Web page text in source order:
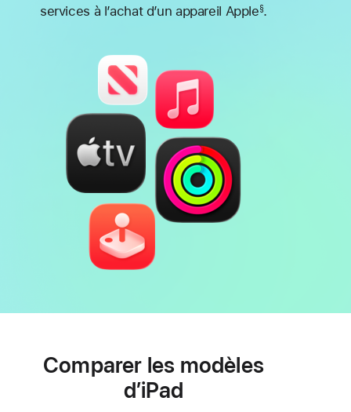
services à l’achat d’un appareil Apple§.
Comparer les modèles
d’iPad